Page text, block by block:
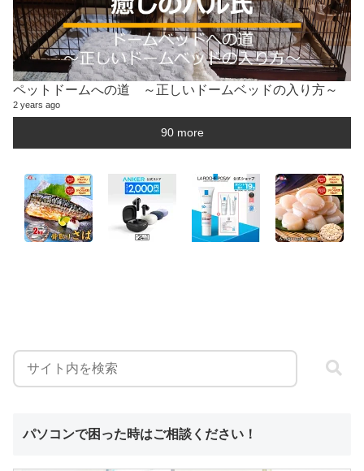
ペットドームへの道 ～正しいドームベッドの入り方～
2 years ago
90 more
パソコンで困った時はご相談ください！